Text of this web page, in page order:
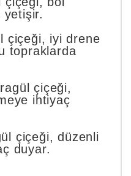
yetişir.
çiçeği, iyi drene
topraklarda
çiçeği,
ihtiyaç
çiçeği, düzenli
duyar.